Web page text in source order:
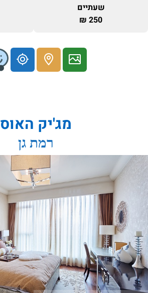
שעתיים
250 ₪
מג'יק האוס
רמת גן